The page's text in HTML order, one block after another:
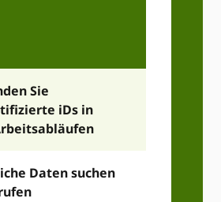
Sie
iDs in
Daten suchen